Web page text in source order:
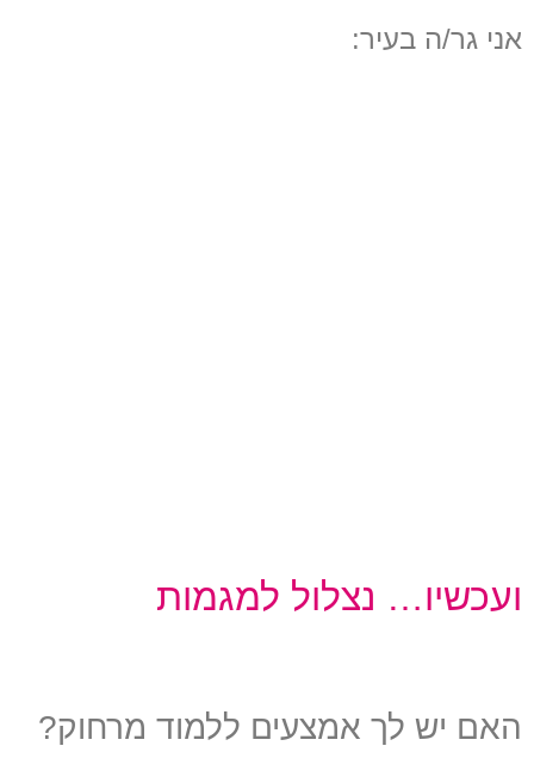
אני גר/ה בעיר:
ועכשיו… נצלול למגמות
האם יש לך אמצעים ללמוד מרחוק?